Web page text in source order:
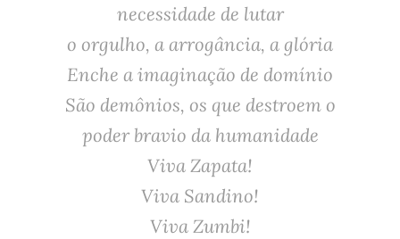
necessidade de lutar
o orgulho, a arrogância, a glória
Enche a imaginação de domínio
São demônios, os que destroem o
poder bravio da humanidade
Viva Zapata!
Viva Sandino!
Viva Zumbi!